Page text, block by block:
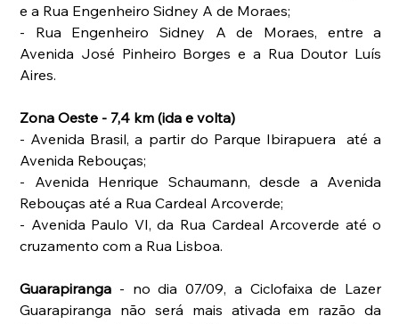
e a Rua Engenheiro Sidney A de Moraes;
- Rua Engenheiro Sidney A de Moraes, entre a
Avenida José Pinheiro Borges e a Rua Doutor Luís
Aires.
Zona Oeste - 7,4 km (ida e volta)
- Avenida Brasil, a partir do Parque Ibirapuera  até a
Avenida Rebouças;
- Avenida Henrique Schaumann, desde a Avenida
Rebouças até a Rua Cardeal Arcoverde;
- Avenida Paulo VI, da Rua Cardeal Arcoverde até o
cruzamento com a Rua Lisboa.
Guarapiranga - no dia 07/09, a Ciclofaixa de Lazer
Guarapiranga não será mais ativada em razão da